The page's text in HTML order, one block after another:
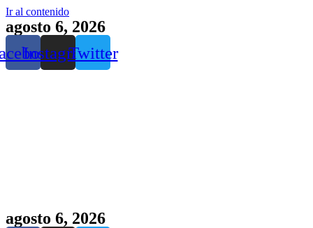
Ir al contenido
agosto 6, 2026
InstagramTwitter
agosto 6, 2026